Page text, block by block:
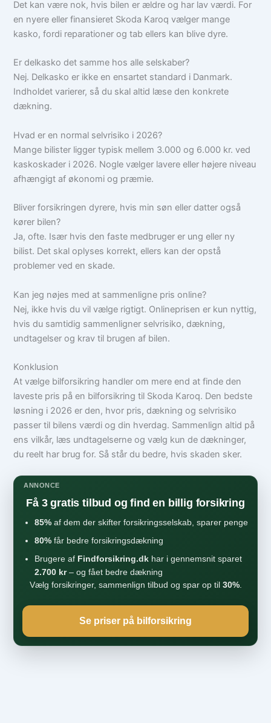
Det kan være nok, hvis bilen er ældre og har lav værdi. For
en nyere eller finansieret Skoda Karoq vælger mange
kasko, fordi reparationer og tab ellers kan blive dyre.
Er delkasko det samme hos alle selskaber?
Nej. Delkasko er ikke en ensartet standard i Danmark.
Indholdet varierer, så du skal altid læse den konkrete
dækning.
Hvad er en normal selvrisiko i 2026?
Mange bilister ligger typisk mellem 3.000 og 6.000 kr. ved
kaskoskader i 2026. Nogle vælger lavere eller højere niveau
afhængigt af økonomi og præmie.
Bliver forsikringen dyrere, hvis min søn eller datter også
kører bilen?
Ja, ofte. Især hvis den faste medbruger er ung eller ny
bilist. Det skal oplyses korrekt, ellers kan der opstå
problemer ved en skade.
Kan jeg nøjes med at sammenligne pris online?
Nej, ikke hvis du vil vælge rigtigt. Onlineprisen er kun nyttig,
hvis du samtidig sammenligner selvrisiko, dækning,
undtagelser og krav til brugen af bilen.
Konklusion
At vælge bilforsikring handler om mere end at finde den
laveste pris på en bilforsikring til Skoda Karoq. Den bedste
løsning i 2026 er den, hvor pris, dækning og selvrisiko
passer til bilens værdi og din hverdag. Sammenlign altid på
ens vilkår, læs undtagelserne og vælg kun de dækninger,
du reelt har brug for. Så står du bedre, hvis skaden sker.
ANNONCE
Få 3 gratis tilbud og find en billig forsikring
85% af dem der skifter forsikringsselskab, sparer penge
80% får bedre forsikringsdækning
Brugere af Findforsikring.dk har i gennemsnit sparet
2.700 kr– og fået bedre dækning
Vælg forsikringer, sammenlign tilbud og spar op til 30%.
Se priser på bilforsikring